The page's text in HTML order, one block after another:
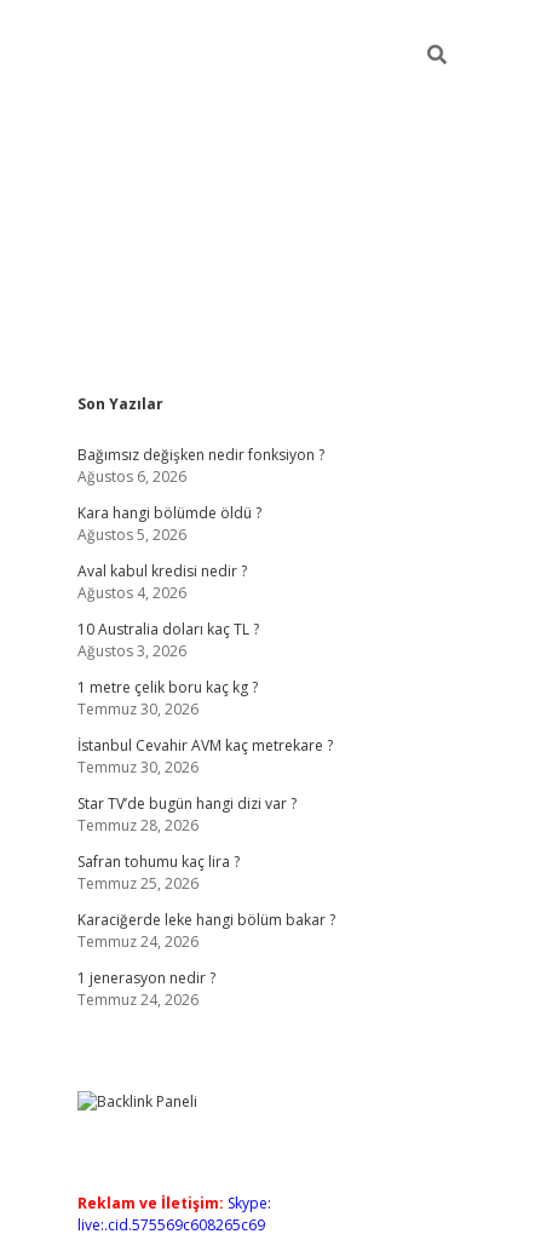
Sidebar
Son Yazılar
Bağımsız değişken nedir fonksiyon ?
Ağustos 6, 2026
Kara hangi bölümde öldü ?
Ağustos 5, 2026
Aval kabul kredisi nedir ?
Ağustos 4, 2026
10 Australia doları kaç TL ?
Ağustos 3, 2026
1 metre çelik boru kaç kg ?
Temmuz 30, 2026
İstanbul Cevahir AVM kaç metrekare ?
Temmuz 30, 2026
Star TV’de bugün hangi dizi var ?
Temmuz 28, 2026
Safran tohumu kaç lira ?
Temmuz 25, 2026
Karaciğerde leke hangi bölüm bakar ?
Temmuz 24, 2026
1 jenerasyon nedir ?
Temmuz 24, 2026
Reklam ve İletişim: Skype:
live:.cid.575569c608265c69